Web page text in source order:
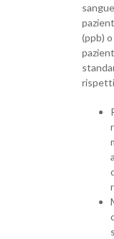
(ppb)